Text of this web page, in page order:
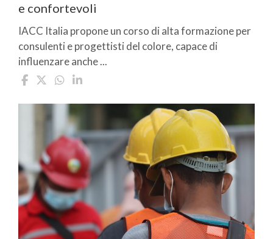
e confortevoli
IACC Italia propone un corso di alta formazione per
consulenti e progettisti del colore, capace di
influenzare anche ...